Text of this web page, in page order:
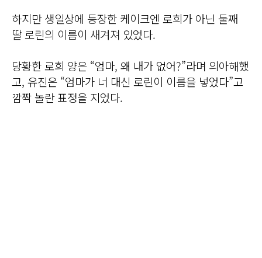
하지만 생일상에 등장한 케이크엔 로희가 아닌 둘째
딸 로린의 이름이 새겨져 있었다.
당황한 로희 양은 “엄마, 왜 내가 없어?”라며 의아해했
고, 유진은 “엄마가 너 대신 로린이 이름을 넣었다”고
깜짝 놀란 표정을 지었다.